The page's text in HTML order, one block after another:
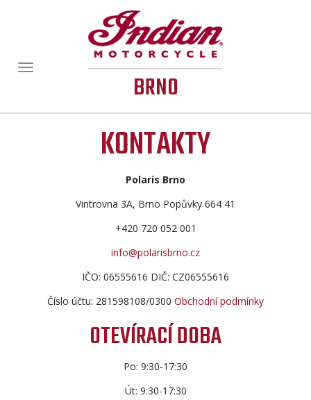
BRNO
Zobrazit/skrýt
KONTAKTY
Polaris Brno
Vintrovna 3A, Brno Popůvky 664 41
+420 720 052 001
info@polarisbrno.cz
IČO: 06555616 DIČ: CZ06555616
Číslo účtu: 281598108/0300 Obchodní podmínky
OTEVÍRACÍ DOBA
Po: 9:30-17:30
Út: 9:30-17:30